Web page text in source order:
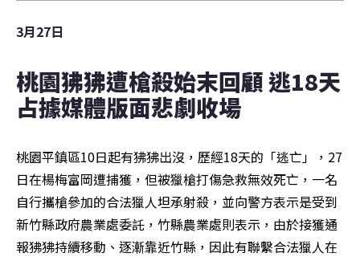
3月27日
桃園狒狒遭槍殺始末回顧 逃18天
占據媒體版面悲劇收場
桃園平鎮區10日起有狒狒出沒，歷經18天的「逃亡」，27
日在楊梅富岡遭捕獲，但被獵槍打傷急救無效死亡，一名
自行攜槍參加的合法獵人坦承射殺，並向警方表示是受到
新竹縣政府農業處委託，竹縣農業處則表示，由於接獲通
報狒狒持續移動、逐漸靠近竹縣，因此有聯繫合法獵人在